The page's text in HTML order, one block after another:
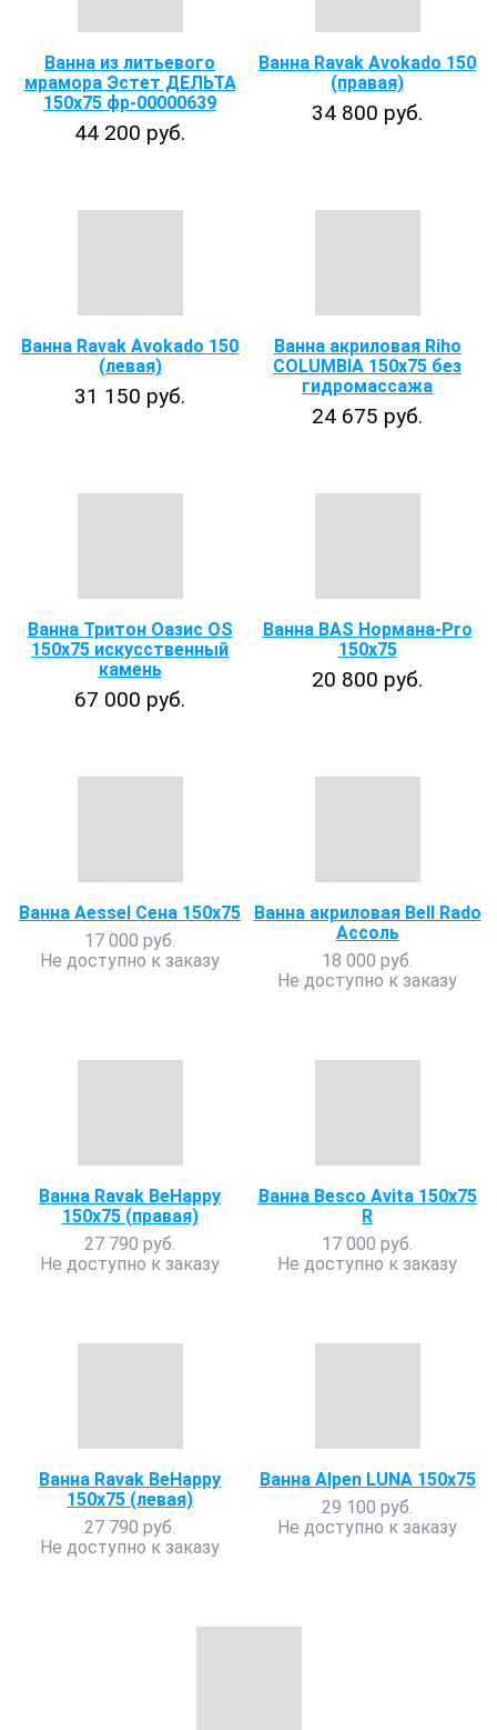
Ванна из литьевого
мрамора Эстет ДЕЛЬТА
150х75 фр-00000639
44 200 руб.
Ванна Ravak Avokado 150
(правая)
34 800 руб.
Ванна Ravak Avokado 150
(левая)
31 150 руб.
Ванна акриловая Riho
COLUMBIA 150x75 без
гидромассажа
24 675 руб.
Ванна Тритон Оазис OS
150х75 искусственный
камень
67 000 руб.
Ванна BAS Нормана-Pro
150х75
20 800 руб.
Ванна Aessel Сена 150х75
17 000 руб.
Не доступно к заказу
Ванна акриловая Bell Rado
Ассоль
18 000 руб.
Не доступно к заказу
Ванна Ravak BeHappy
150x75 (правая)
27 790 руб.
Не доступно к заказу
Ванна Besco Avita 150x75
R
17 000 руб.
Не доступно к заказу
Ванна Ravak BeHappy
150x75 (левая)
27 790 руб.
Не доступно к заказу
Ванна Alpen LUNA 150x75
29 100 руб.
Не доступно к заказу